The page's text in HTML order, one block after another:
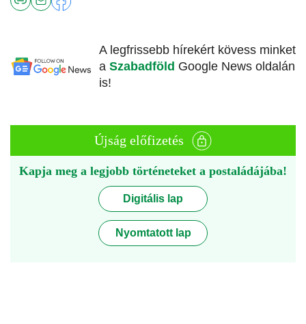
A legfrissebb hírekért kövess minket
a Szabadföld Google News oldalán
is!
Újság előfizetés
Kapja meg a legjobb történeteket a postaládájába!
Digitális lap
Nyomtatott lap